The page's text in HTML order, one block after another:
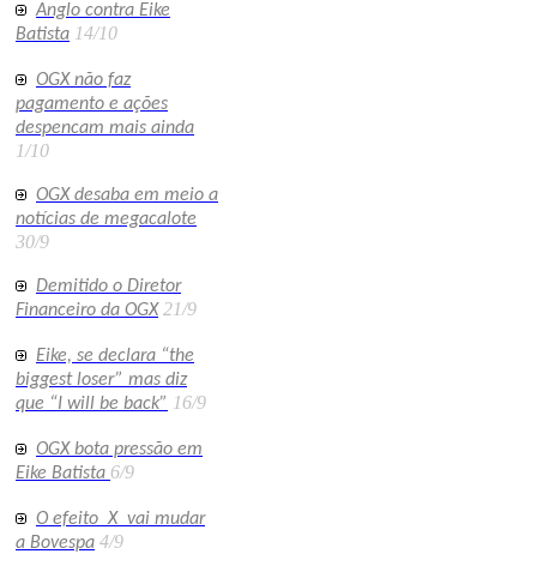
Anglo contra Eike
Batista 14/10
OGX não faz
pagamento e ações
despencam mais ainda
1/10
OGX desaba em meio a
notícias de megacalote
30/9
Demitido o Diretor
Financeiro da OGX 21/9
Eike, se declara “the
biggest loser” mas diz
que “I will be back” 16/9
OGX bota pressão em
Eike Batista 6/9
O efeito X vai mudar
a Bovespa 4/9